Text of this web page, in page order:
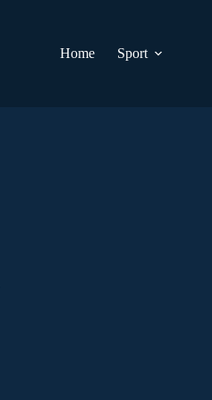
Home
Sport